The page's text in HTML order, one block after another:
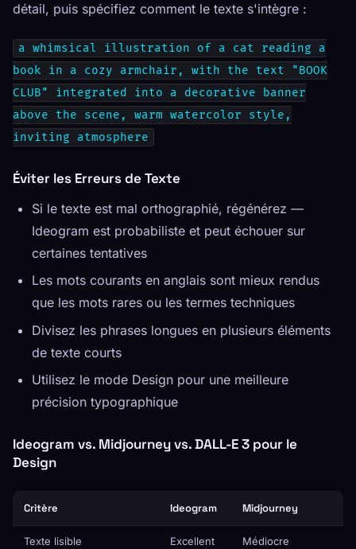
détail, puis spécifiez comment le texte s'intègre :
a whimsical illustration of a cat reading a
book in a cozy armchair, with the text "BOOK
CLUB" integrated into a decorative banner
above the scene, warm watercolor style,
inviting atmosphere
Éviter les Erreurs de Texte
Si le texte est mal orthographié, régénérez —
Ideogram est probabiliste et peut échouer sur
certaines tentatives
Les mots courants en anglais sont mieux rendus
que les mots rares ou les termes techniques
Divisez les phrases longues en plusieurs éléments
de texte courts
Utilisez le mode Design pour une meilleure
précision typographique
Ideogram vs. Midjourney vs. DALL-E 3 pour le
Design
Critère Ideogram Midjourney
Texte lisible Excellent Médiocre